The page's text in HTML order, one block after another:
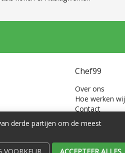
Chef99
Over ons
Hoe werken wij
Contact
derde partijen om de meest